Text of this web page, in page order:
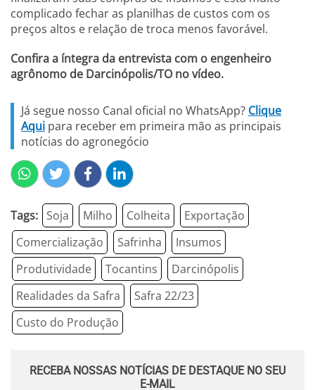
complicado fechar as planilhas de custos com os
preços altos e relação de troca menos favorável.
Confira a íntegra da entrevista com o engenheiro
agrônomo de Darcinópolis/TO no vídeo.
Já segue nosso Canal oficial no WhatsApp? Clique
Aqui para receber em primeira mão as principais
notícias do agronegócio
Tags: Soja Milho Colheita
Exportação
Comercialização
Safrinha
Insumos
Produtividade
Tocantins
Darcinópolis
Realidades da Safra
Safra 22/23
Custo do Produção
RECEBA NOSSAS NOTÍCIAS DE DESTAQUE NO SEU
E-MAIL